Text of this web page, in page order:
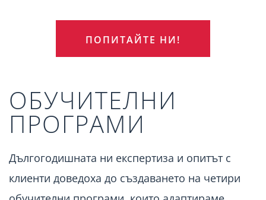
ПОПИТАЙТЕ НИ!
ОБУЧИТЕЛНИ
ПРОГРАМИ
Дългогодишната ни експертиза и опитът с
клиенти доведоха до създаването на четири